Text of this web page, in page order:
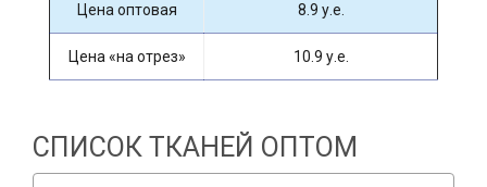
Цена оптовая 8.9 у.е.
Цена «на отрез» 10.9 у.е.
СПИСОК ТКАНЕЙ ОПТОМ